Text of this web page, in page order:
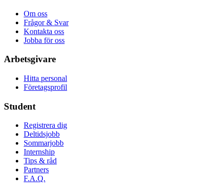
Om oss
Frågor & Svar
Kontakta oss
Jobba för oss
Arbetsgivare
Hitta personal
Företagsprofil
Student
Registrera dig
Deltidsjobb
Sommarjobb
Internship
Tips & råd
Partners
F.A.Q.